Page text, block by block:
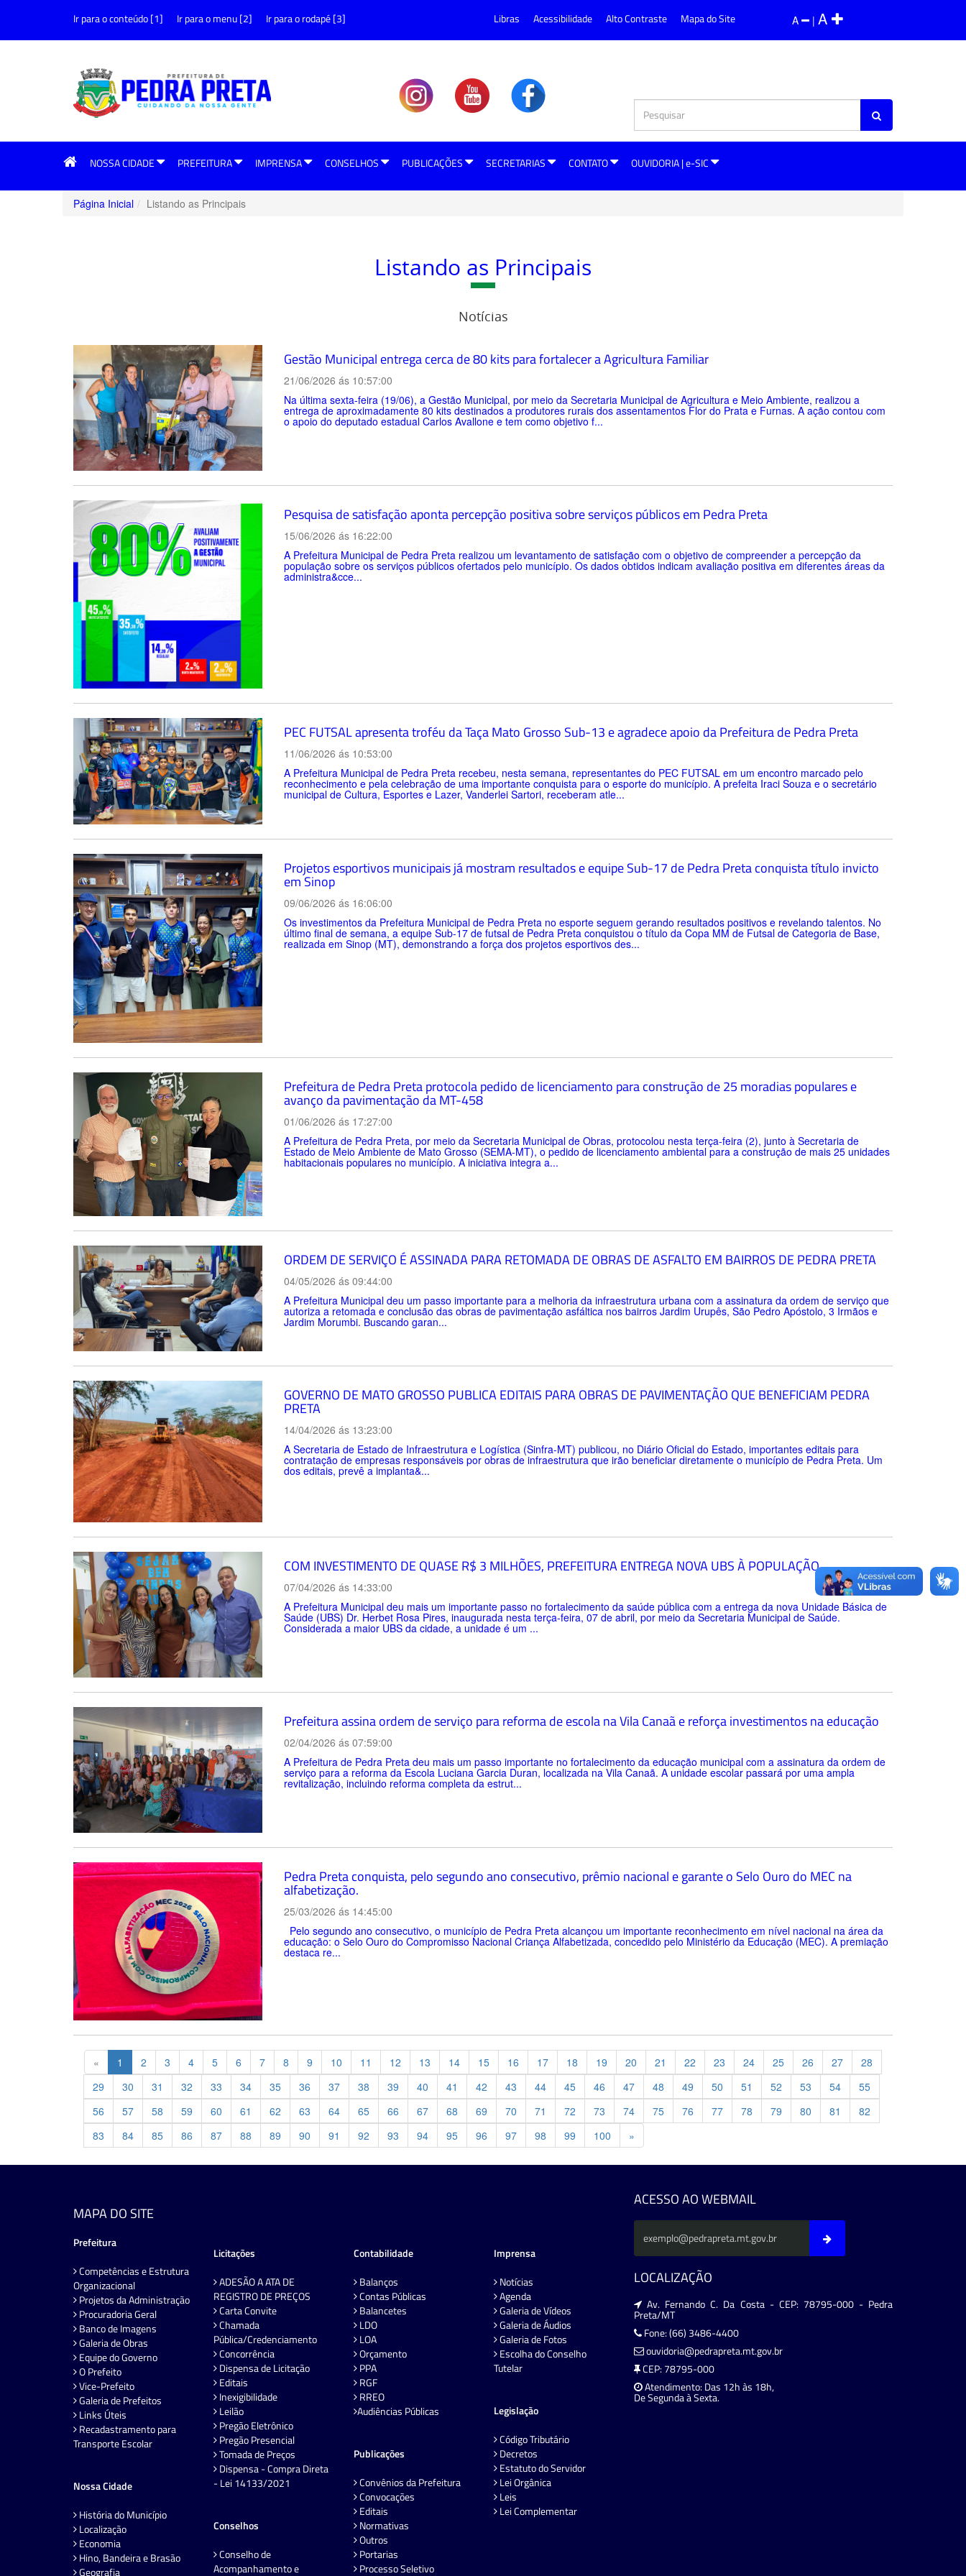
Ir para o conteúdo [1] Ir para o menu [2] Ir para o rodapé [3] A | A
Libras Acessibilidade Alto Contraste Mapa do Site
NOSSA CIDADE PREFEITURA IMPRENSA CONSELHOS PUBLICAÇÕES SECRETARIAS CONTATO OUVIDORIA | e-SIC
Página Inicial Listando as Principais
Listando as Principais
Notícias
Gestão Municipal entrega cerca de 80 kits para fortalecer a Agricultura Familiar
21/06/2026 ás 10:57:00
Na última sexta-feira (19/06), a Gestão Municipal, por meio da Secretaria Municipal de Agricultura e Meio Ambiente, realizou a
entrega de aproximadamente 80 kits destinados a produtores rurais dos assentamentos Flor do Prata e Furnas. A ação contou com
o apoio do deputado estadual Carlos Avallone e tem como objetivo f...
Pesquisa de satisfação aponta percepção positiva sobre serviços públicos em Pedra Preta
15/06/2026 ás 16:22:00
A Prefeitura Municipal de Pedra Preta realizou um levantamento de satisfação com o objetivo de compreender a percepção da
população sobre os serviços públicos ofertados pelo município. Os dados obtidos indicam avaliação positiva em diferentes áreas da
administra&cce...
PEC FUTSAL apresenta troféu da Taça Mato Grosso Sub-13 e agradece apoio da Prefeitura de Pedra Preta
11/06/2026 ás 10:53:00
A Prefeitura Municipal de Pedra Preta recebeu, nesta semana, representantes do PEC FUTSAL em um encontro marcado pelo
reconhecimento e pela celebração de uma importante conquista para o esporte do município. A prefeita Iraci Souza e o secretário
municipal de Cultura, Esportes e Lazer, Vanderlei Sartori, receberam atle...
Projetos esportivos municipais já mostram resultados e equipe Sub-17 de Pedra Preta conquista título invicto
em Sinop
09/06/2026 ás 16:06:00
Os investimentos da Prefeitura Municipal de Pedra Preta no esporte seguem gerando resultados positivos e revelando talentos. No
último final de semana, a equipe Sub-17 de futsal de Pedra Preta conquistou o título da Copa MM de Futsal de Categoria de Base,
realizada em Sinop (MT), demonstrando a força dos projetos esportivos des...
Prefeitura de Pedra Preta protocola pedido de licenciamento para construção de 25 moradias populares e
avanço da pavimentação da MT-458
01/06/2026 ás 17:27:00
A Prefeitura de Pedra Preta, por meio da Secretaria Municipal de Obras, protocolou nesta terça-feira (2), junto à Secretaria de
Estado de Meio Ambiente de Mato Grosso (SEMA-MT), o pedido de licenciamento ambiental para a construção de mais 25 unidades
habitacionais populares no município. A iniciativa integra a...
ORDEM DE SERVIÇO É ASSINADA PARA RETOMADA DE OBRAS DE ASFALTO EM BAIRROS DE PEDRA PRETA
04/05/2026 ás 09:44:00
A Prefeitura Municipal deu um passo importante para a melhoria da infraestrutura urbana com a assinatura da ordem de serviço que
autoriza a retomada e conclusão das obras de pavimentação asfáltica nos bairros Jardim Urupês, São Pedro Apóstolo, 3 Irmãos e
Jardim Morumbi. Buscando garan...
GOVERNO DE MATO GROSSO PUBLICA EDITAIS PARA OBRAS DE PAVIMENTAÇÃO QUE BENEFICIAM PEDRA
PRETA
14/04/2026 ás 13:23:00
A Secretaria de Estado de Infraestrutura e Logística (Sinfra-MT) publicou, no Diário Oficial do Estado, importantes editais para
contratação de empresas responsáveis por obras de infraestrutura que irão beneficiar diretamente o município de Pedra Preta. Um
dos editais, prevê a implanta&...
COM INVESTIMENTO DE QUASE R$ 3 MILHÕES, PREFEITURA ENTREGA NOVA UBS À POPULAÇÃO
07/04/2026 ás 14:33:00
A Prefeitura Municipal deu mais um importante passo no fortalecimento da saúde pública com a entrega da nova Unidade Básica de
Saúde (UBS) Dr. Herbet Rosa Pires, inaugurada nesta terça-feira, 07 de abril, por meio da Secretaria Municipal de Saúde.
Considerada a maior UBS da cidade, a unidade é um ...
Prefeitura assina ordem de serviço para reforma de escola na Vila Canaã e reforça investimentos na educação
02/04/2026 ás 07:59:00
A Prefeitura de Pedra Preta deu mais um passo importante no fortalecimento da educação municipal com a assinatura da ordem de
serviço para a reforma da Escola Luciana Garcia Duran, localizada na Vila Canaã. A unidade escolar passará por uma ampla
revitalização, incluindo reforma completa da estrut...
Pedra Preta conquista, pelo segundo ano consecutivo, prêmio nacional e garante o Selo Ouro do MEC na
alfabetização.
25/03/2026 ás 14:45:00
Pelo segundo ano consecutivo, o município de Pedra Preta alcançou um importante reconhecimento em nível nacional na área da
educação: o Selo Ouro do Compromisso Nacional Criança Alfabetizada, concedido pelo Ministério da Educação (MEC). A premiação
destaca re...
« Previous
1 2 3 4 5 6 7 8 9 10 11 12 13 14 15 16 17 18 19 20 21 22 23 24 25 26 27
28
29
30 31 32 33 34 35 36 37 38 39 40 41 42 43 44 45 46 47 48 49 50 51 52 53 54
55
56
57 58 59 60 61 62 63 64 65 66 67 68 69 70 71 72 73 74 75 76 77 78 79 80 81
82
83
84 85 86 87 88 89 90 91 92 93 94 95 96 97 98 99 100 »
MAPA DO SITE
Prefeitura
Competências e Estrutura
Organizacional
Projetos da Administração
Procuradoria Geral
Banco de Imagens
Galeria de Obras
Equipe do Governo
O Prefeito
Vice-Prefeito
Galeria de Prefeitos
Links Úteis
Recadastramento para
Transporte Escolar
Nossa Cidade
História do Município
Localização
Economia
Hino, Bandeira e Brasão
Geografia
Licitações
ADESÃO A ATA DE
REGISTRO DE PREÇOS
Carta Convite
Chamada
Pública/Credenciamento
Concorrência
Dispensa de Licitação
Editais
Inexigibilidade
Leilão
Pregão Eletrônico
Pregão Presencial
Tomada de Preços
Dispensa - Compra Direta
- Lei 14133/2021
Conselhos
Conselho de
Acompanhamento e
Contabilidade
Balanços
Contas Públicas
Balancetes
LDO
LOA
Orçamento
PPA
RGF
RREO
Audiências Públicas
Publicações
Convênios da Prefeitura
Convocações
Editais
Normativas
Outros
Portarias
Processo Seletivo
Imprensa
Notícias
Agenda
Galeria de Vídeos
Galeria de Áudios
Galeria de Fotos
Escolha do Conselho
Tutelar
Legislação
Código Tributário
Decretos
Estatuto do Servidor
Lei Orgânica
Leis
Lei Complementar
ACESSO AO WEBMAIL
LOCALIZAÇÃO
Av. Fernando C. Da Costa - CEP: 78795-000 - Pedra
Preta/MT
Fone: (66) 3486-4400
ouvidoria@pedrapreta.mt.gov.br
CEP: 78795-000
Atendimento: Das 12h às 18h,
De Segunda à Sexta.